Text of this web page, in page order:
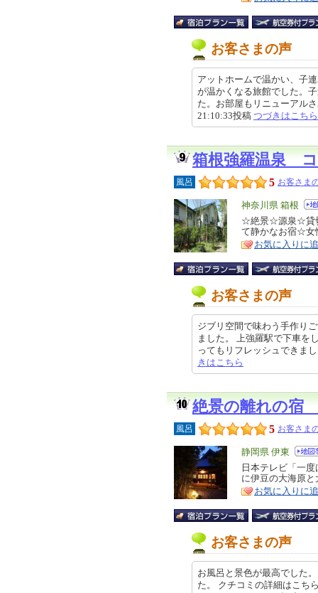
お客さまの声
アットホームで温かい、子
が温かくなる旅館でした。
た。お部屋もリニューアル
21:10:33投稿 つづきはこちら
箱根強羅温泉
風呂 5 お客さま
エ
リ
ア
神奈川県 箱根
特
徴
☆絶景☆源泉☆貸
て静かなお宿☆女
お気に入りに
お客さまの声
ジブリ空間で味わう手作り
ました。 上強羅駅で下車を
ってもリフレッシュできま
きはこちら
絶景の離れの宿
風呂 5 お客さま
エ
リ
ア
静岡県 伊東
特
徴
日本テレビ「一
に伊豆の大海原
お気に入りに
お客さまの声
お風呂と景色が最高でした
た。 クチコミの詳細はこ